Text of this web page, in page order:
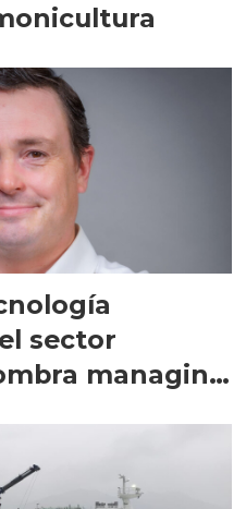
sector
managing